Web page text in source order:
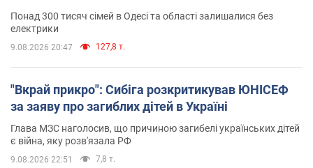
Понад 300 тисяч сімей в Одесі та області залишалися без
електрики
9.08.2026 20:47 127,8 т.
"Вкрай прикро": Сибіга розкритикував ЮНІСЕФ
за заяву про загиблих дітей в Україні
Глава МЗС наголосив, що причиною загибелі українських дітей
є війна, яку розв'язала РФ
9.08.2026 22:51 7,8 т.